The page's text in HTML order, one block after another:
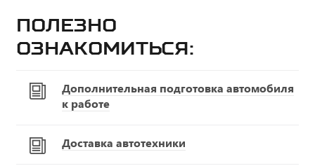
Полезно
ознакомиться:
Дополнительная подготовка автомобиля
к работе
Доставка автотехники